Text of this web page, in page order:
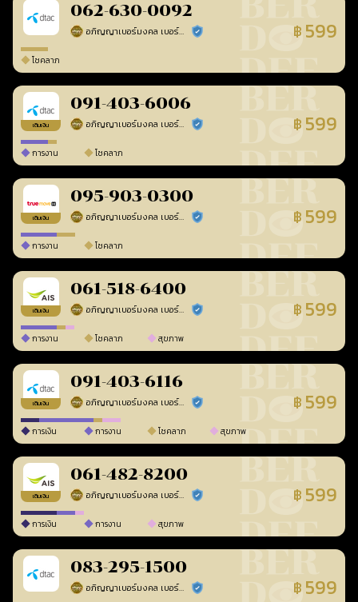
062-630-0092
อภิญญาเบอร์มงคล เบอร์สวยเลขศาสตร์ ร้านยืนยันแล้ว ฿ 599
โชคลาภ
เติมเงิน
091-403-6006
อภิญญาเบอร์มงคล เบอร์สวยเลขศาสตร์ ร้านยืนยันแล้ว ฿ 599
การงาน โชคลาภ
เติมเงิน
095-903-0300
อภิญญาเบอร์มงคล เบอร์สวยเลขศาสตร์ ร้านยืนยันแล้ว ฿ 599
การงาน โชคลาภ
เติมเงิน
061-518-6400
อภิญญาเบอร์มงคล เบอร์สวยเลขศาสตร์ ร้านยืนยันแล้ว ฿ 599
การงาน โชคลาภ สุขภาพ
เติมเงิน
091-403-6116
อภิญญาเบอร์มงคล เบอร์สวยเลขศาสตร์ ร้านยืนยันแล้ว ฿ 599
การเงิน การงาน โชคลาภ สุขภาพ
เติมเงิน
061-482-8200
อภิญญาเบอร์มงคล เบอร์สวยเลขศาสตร์ ร้านยืนยันแล้ว ฿ 599
การเงิน การงาน สุขภาพ
083-295-1500
อภิญญาเบอร์มงคล เบอร์สวยเลขศาสตร์ ร้านยืนยันแล้ว ฿ 599